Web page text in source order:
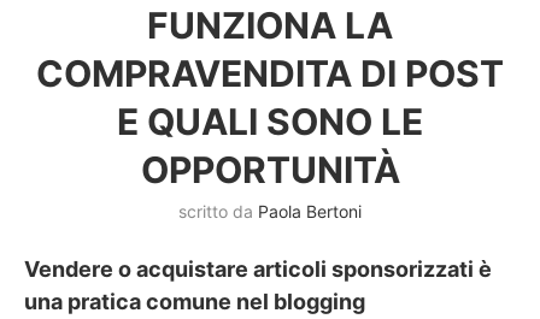
FUNZIONA LA
COMPRAVENDITA DI POST
E QUALI SONO LE
OPPORTUNITÀ
scritto da Paola Bertoni
Vendere o acquistare articoli sponsorizzati è
una pratica comune nel blogging